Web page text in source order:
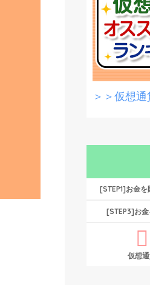
＞＞仮想
[STEP1]お金
[STEP3]お
仮想